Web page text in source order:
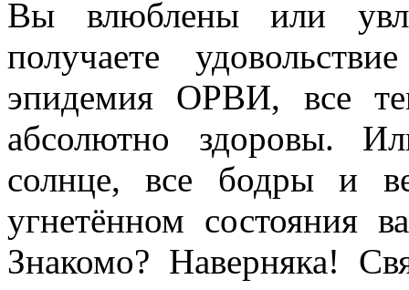
Вы влюблены или
получаете
эпидемия ОРВИ, все
абсолютно здоровы.
солнце, все бодры и
угнетённом состояния
Знакомо? Наверняка!